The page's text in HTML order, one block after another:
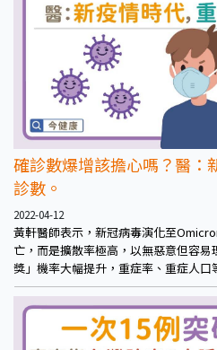
確診數爆增該擔心嗎？醫：
診數。
2022-04-12
黃軒醫師表示，新冠病毒演化至
亡，而是擴散率極高，以無惡意但容
獎」機率大幅提升，重症率、重症人
若確診數上升提高了重症率，威脅到
擊，重症的治療便是個問題，死亡率
蔓延時，台灣就進入了「新疫情時代
將會是後續最有可能的發展趨勢。